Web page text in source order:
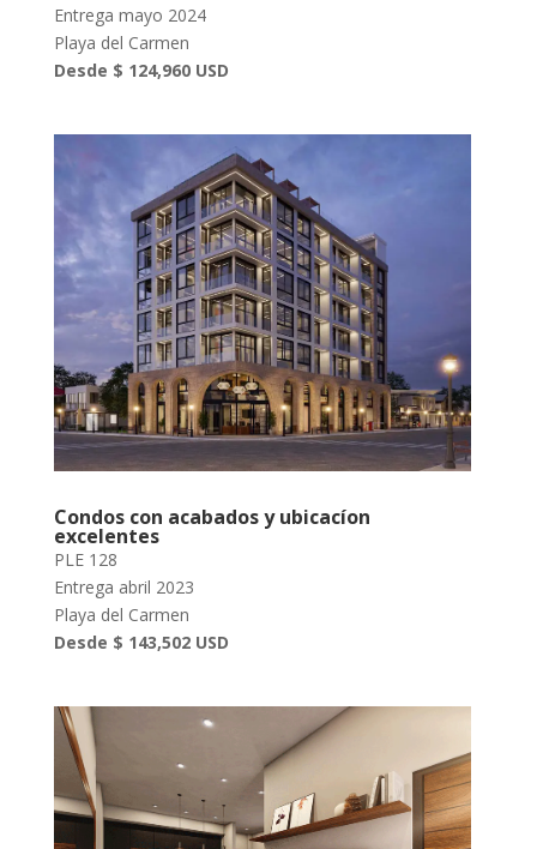
Entrega mayo 2024
Playa del Carmen
Desde $ 124,960 USD
Condos con acabados y ubicacíon
excelentes
PLE 128
Entrega abril 2023
Playa del Carmen
Desde $ 143,502 USD